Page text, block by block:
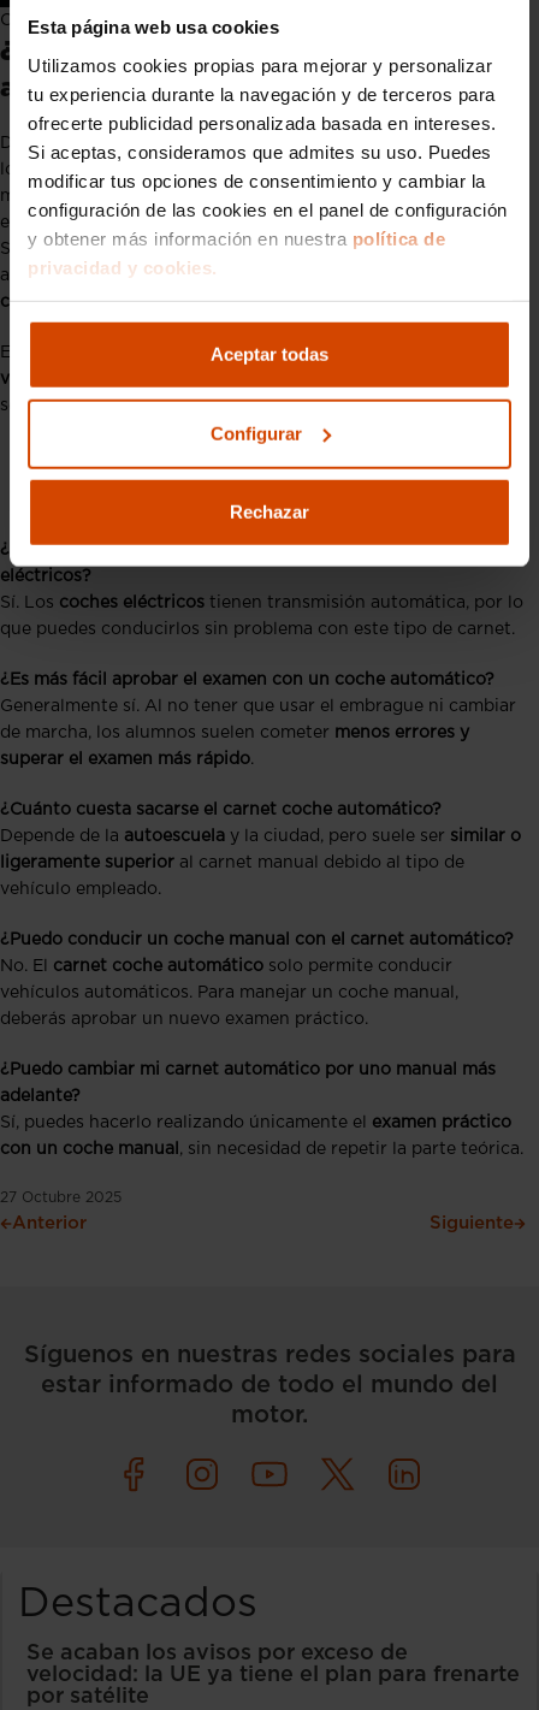
Esta página web usa cookies
Utilizamos cookies propias para mejorar y personalizar
tu experiencia durante la navegación y de terceros para
ofrecerte publicidad personalizada basada en intereses.
Si aceptas, consideramos que admites su uso. Puedes
modificar tus opciones de consentimiento y cambiar la
configuración de las cookies en el panel de configuración
y obtener más información en nuestra política de
privacidad y cookies.
Aceptar todas
Configurar
Rechazar
Carnet de conducir de coche automático
¿Merece la pena el carnet de conducir
automático?
Depende de tus necesidades. Si vives en ciudad, te interesan
los coches eléctricos o simplemente prefieres una conducción
más cómoda, el
carnet coche automático
puede ser una
excelente opción.
Sin embargo, si te gusta conducir o prevés usar coches de
alquiler o de combustión tradicional, quizás te convenga el
carnet de coche manual, más versátil.
En cualquier caso, el futuro apunta claramente hacia los
vehículos automáticos y eléctricos
será cada vez más común y práctica en los próximos años.
Preguntas frecuentes sobre el
¿El carnet coche automático sirve para conducir coches
eléctricos?
Sí. Los coches eléctricos tienen transmisión automática, por lo
que puedes conducirlos sin problema con este tipo de carnet.
¿Es más fácil aprobar el examen con un coche automático?
Generalmente sí. Al no tener que usar el embrague ni cambiar
de marcha, los alumnos suelen cometer menos errores y
superar el examen más rápido.
¿Cuánto cuesta sacarse el carnet coche automático?
Depende de la autoescuela y la ciudad, pero suele ser similar o
ligeramente superior al carnet manual debido al tipo de
vehículo empleado.
¿Puedo conducir un coche manual con el carnet automático?
No. El carnet coche automático solo permite conducir
vehículos automáticos. Para manejar un coche manual,
deberás aprobar un nuevo examen práctico.
¿Puedo cambiar mi carnet automático por uno manual más
adelante?
Sí, puedes hacerlo realizando únicamente el examen práctico
con un coche manual , sin necesidad de repetir la parte teórica.
27 Octubre 2025
Anterior Siguiente
Síguenos en nuestras redes sociales para
estar informado de todo el mundo del
motor.
Destacados
Se acaban los avisos por exceso de
velocidad: la UE ya tiene el plan para frenarte
por satélite